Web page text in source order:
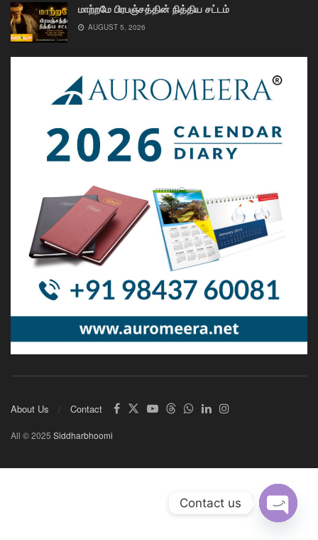
மாற்றமே பிரபஞ்சத்தின் நித்திய சட்டம்
AUGUST 5, 2026
About Us Contact
All © 2025 Siddharbhoomi
Contact us